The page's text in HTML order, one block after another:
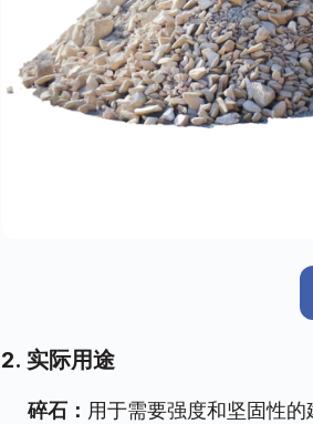
2. 实际用途
碎石： 用于需要强度和坚固性的